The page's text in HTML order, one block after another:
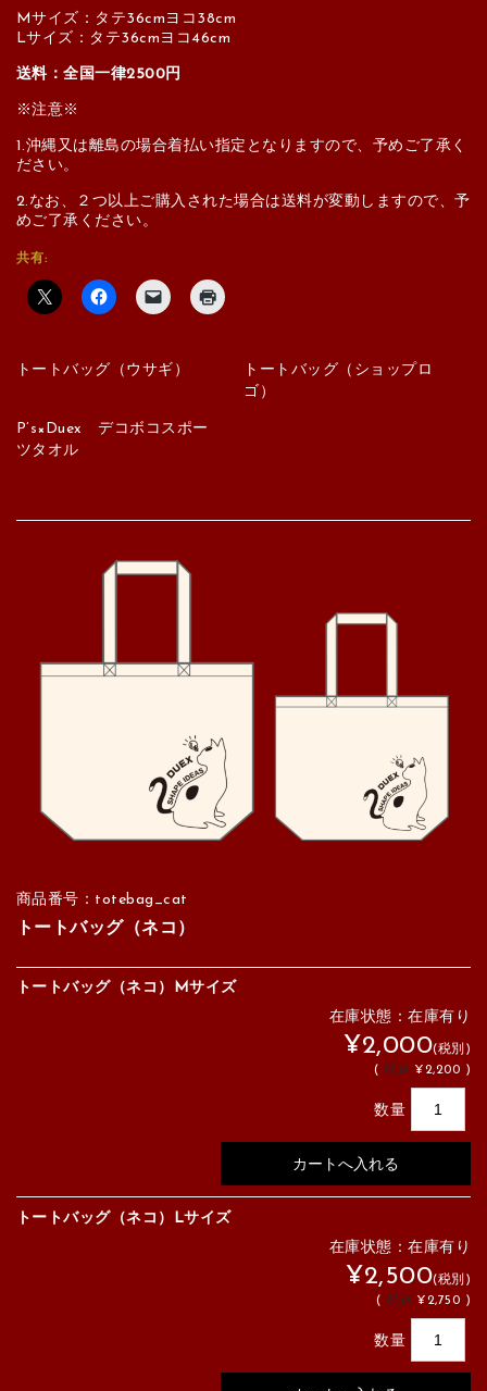
Mサイズ：タテ36cmヨコ38cm
Lサイズ：タテ36cmヨコ46cm
送料：全国一律2500円
※注意※
1.沖縄又は離島の場合着払い指定となりますので、予めご了承く
ださい。
2.なお、２つ以上ご購入された場合は送料が変動しますので、予
めご了承ください。
共有:
トートバッグ（ウサギ）
トートバッグ（ショップロ
ゴ）
P’s×Duex デコボコスポー
ツタオル
商品番号：totebag_cat
トートバッグ（ネコ）
トートバッグ（ネコ）Mサイズ
在庫状態：在庫有り
¥2,000(税別)
(税込 ¥2,200 )
数量
トートバッグ（ネコ）Lサイズ
在庫状態：在庫有り
¥2,500(税別)
(税込 ¥2,750 )
数量